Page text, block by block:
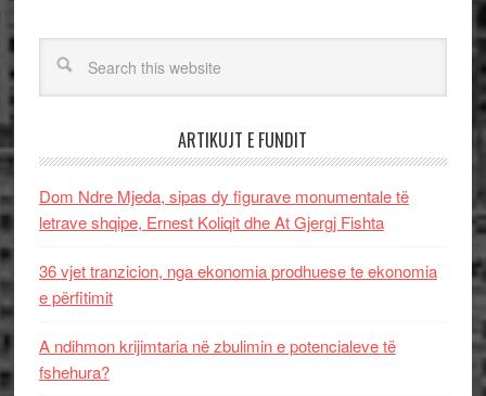
ARTIKUJT E FUNDIT
Dom Ndre Mjeda, sipas dy figurave monumentale të
letrave shqipe, Ernest Koliqit dhe At Gjergj Fishta
36 vjet tranzicion, nga ekonomia prodhuese te ekonomia
e përfitimit
A ndihmon krijimtaria në zbulimin e potencialeve të
fshehura?